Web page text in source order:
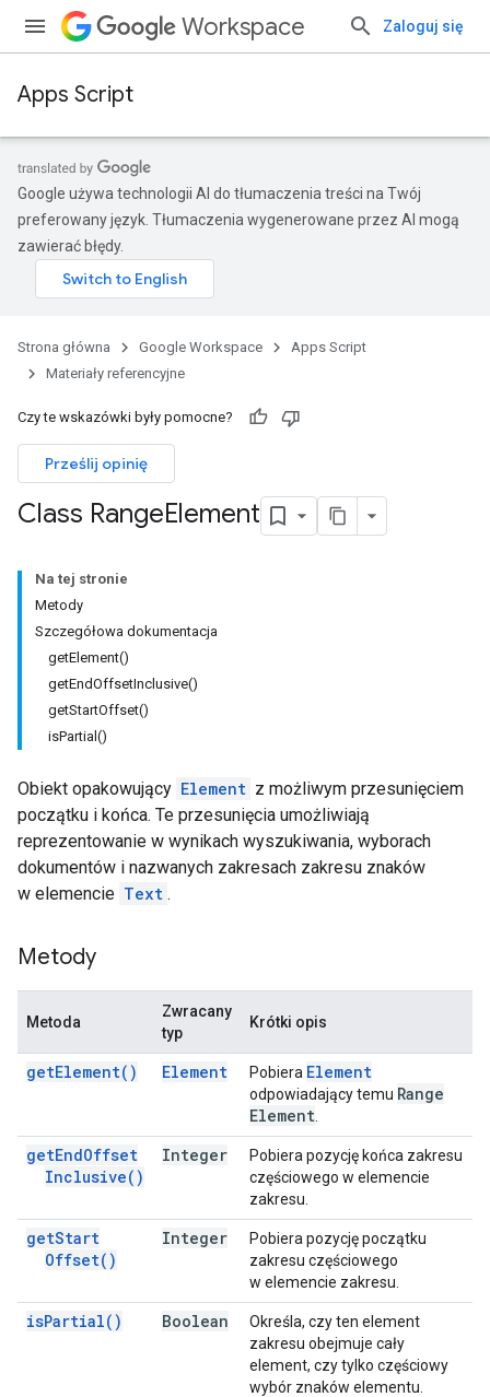
Workspace Zaloguj się
Apps Script
Google używa technologii AI do tłumaczenia treści na Twój
preferowany język. Tłumaczenia wygenerowane przez AI mogą
zawierać błędy.
Strona główna Google Workspace
Apps Script
Materiały referencyjne
Czy te wskazówki były pomocne?
Prześlij opinię
Class RangeElement
Na tej stronie
Metody
Szczegółowa dokumentacja
getElement()
getEndOffsetInclusive()
getStartOffset()
isPartial()
Obiekt opakowujący Element z możliwym przesunięciem
początku i końca. Te przesunięcia umożliwiają
reprezentowanie w wynikach wyszukiwania, wyborach
dokumentów i nazwanych zakresach zakresu znaków
w elemencie Text .
Metody
Metoda
Zwracany
typ
Krótki opis
getElement( ) Element Pobiera Element
odpowiadający temu Range
Element
getEndOffset
Inclusive( )
Integer
Pobiera pozycję końca zakresu
częściowego w elemencie
zakresu.
getStart
Offset( )
Integer
Pobiera pozycję początku
zakresu częściowego
w elemencie zakresu.
isPartial( ) Boolean
Określa, czy ten element
zakresu obejmuje cały
element, czy tylko częściowy
wybór znaków elementu.